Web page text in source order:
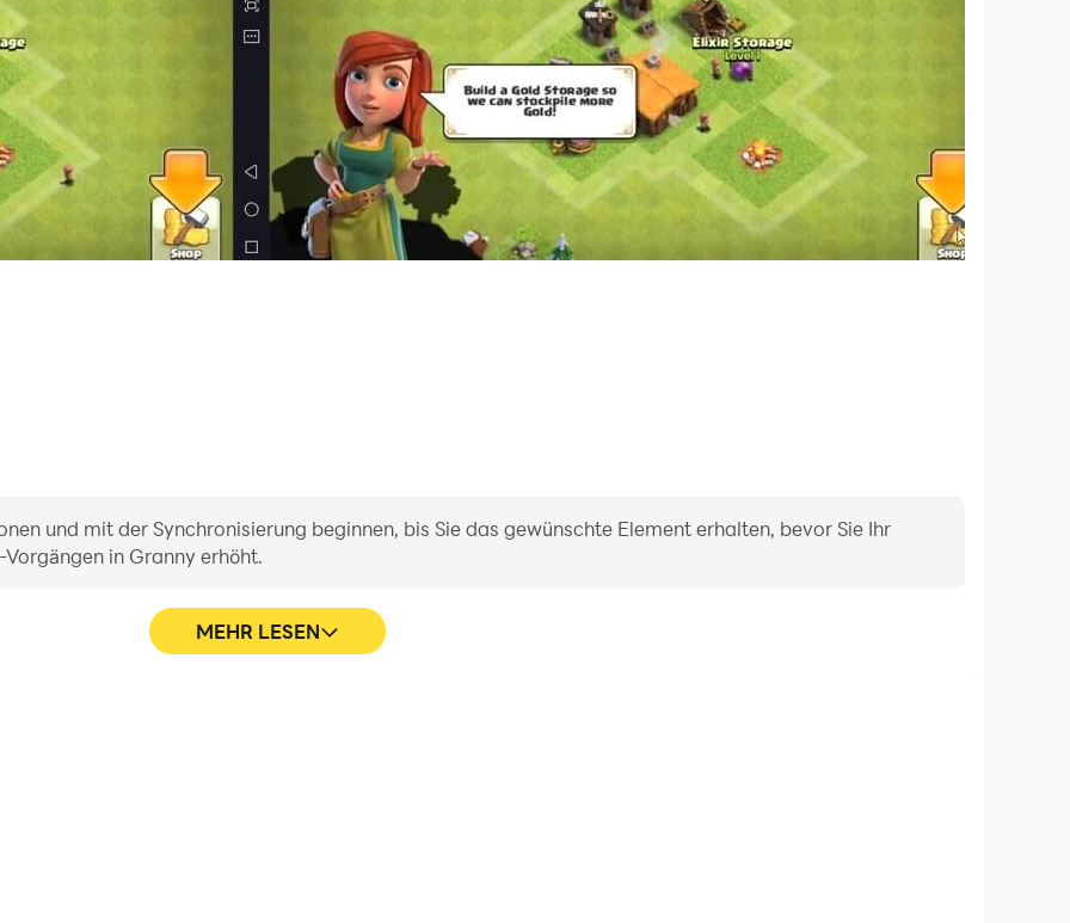
und mit der Synchronisierung beginnen, bis Sie das gewünschte Element erhalten, bevor Sie Ihr
in Granny erhöht.
MEHR LESEN